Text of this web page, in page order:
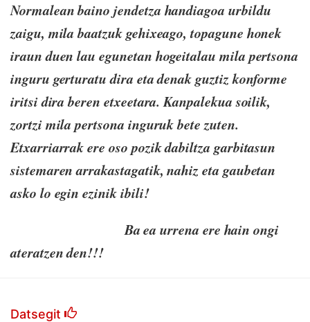
Normalean baino jendetza handiagoa urbildu
zaigu, mila baatzuk gehixeago, topagune honek
iraun duen lau egunetan hogeitalau mila pertsona
inguru gerturatu dira eta denak guztiz konforme
iritsi dira beren etxeetara. Kanpalekua soilik,
zortzi mila pertsona inguruk bete zuten.
Etxarriarrak ere oso pozik dabiltza garbitasun
sistemaren arrakastagatik, nahiz eta gaubetan
asko lo egin ezinik ibili!
Ba ea urrena ere hain ongi
ateratzen den!!!
Datsegit